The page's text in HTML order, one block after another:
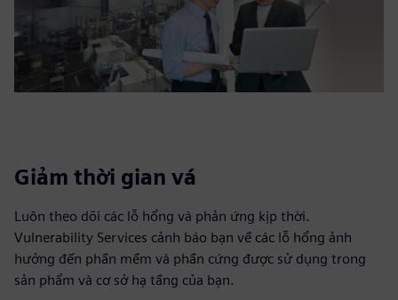
Giảm thời gian vá
Luôn theo dõi các lỗ hổng và phản ứng kịp thời.
Vulnerability Services cảnh báo bạn về các lỗ hổng ảnh
hưởng đến phần mềm và phần cứng được sử dụng trong
sản phẩm và cơ sở hạ tầng của bạn.